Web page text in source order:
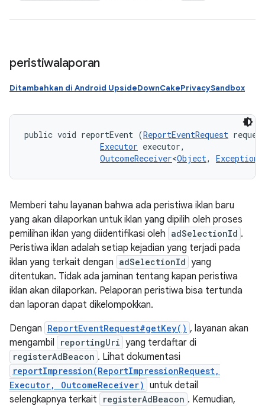
peristiwalaporan
Ditambahkan di Android UpsideDownCakePrivacySandbox
public void reportEvent (ReportEventRequest
Executor executor,
OutcomeReceiver<Object, Exception
Memberi tahu layanan bahwa ada peristiwa iklan baru
yang akan dilaporkan untuk iklan yang dipilih oleh proses
pemilihan iklan yang diidentifikasi oleh adSelectionId .
Peristiwa iklan adalah setiap kejadian yang terjadi pada
iklan yang terkait dengan adSelectionId yang
ditentukan. Tidak ada jaminan tentang kapan peristiwa
iklan akan dilaporkan. Pelaporan peristiwa bisa tertunda
dan laporan dapat dikelompokkan.
Dengan ReportEventRequest#getKey() , layanan akan
mengambil
reportingUri yang terdaftar di
registerAdBeacon . Lihat dokumentasi
reportImpression(ReportImpressionRequest,
Executor, OutcomeReceiver) untuk detail
selengkapnya terkait
registerAdBeacon . Kemudian,